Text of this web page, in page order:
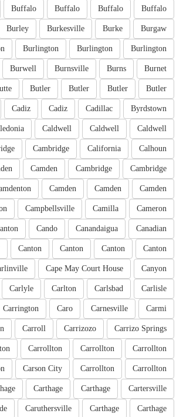
Buffalo
Buffalo
Buffalo
Buffalo
Burgaw
Burke
Burkesville
Burley
Burlington
Burlington
Burlington
Burnet
Burns
Burnsville
Burwell
Butler
Butler
Butler
Butler
Byrdstown
Cadillac
Cadiz
Cadiz
Caldwell
Caldwell
Caldwell
Calhoun
California
Cambridge
Cambridge
Cambridge
Camden
Camden
Camden
Camden
Cameron
Camilla
Campbellsville
Canadian
Canandaigua
Cando
Canton
Canton
Canton
Canton
Canyon
Cape May Court House
Carlisle
Carlsbad
Carlton
Carlyle
Carmi
Carnesville
Caro
Carrington
Carrizo Springs
Carrizozo
Carroll
Carrollton
Carrollton
Carrollton
Carrollton
Carrollton
Carson City
Cartersville
Carthage
Carthage
Carthage
Carthage
Caruthersville